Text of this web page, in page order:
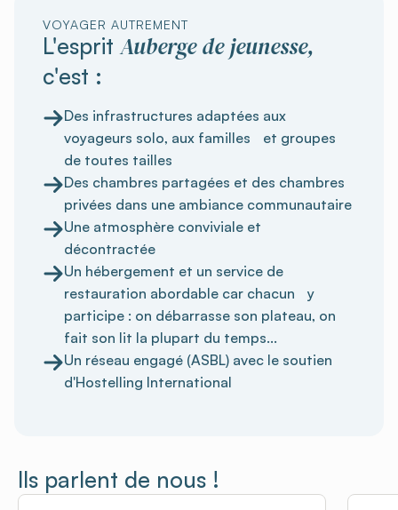
VOYAGER AUTREMENT
L'esprit Auberge de jeunesse,
c'est :
Des infrastructures adaptées aux
voyageurs solo, aux familles et groupes
de toutes tailles
Des chambres partagées et des chambres
privées dans une ambiance communautaire
Une atmosphère conviviale et
décontractée
Un hébergement et un service de
restauration abordable car chacun y
participe : on débarrasse son plateau, on
fait son lit la plupart du temps...
Un réseau engagé (ASBL) avec le soutien
d'Hostelling International
Ils parlent de nous !